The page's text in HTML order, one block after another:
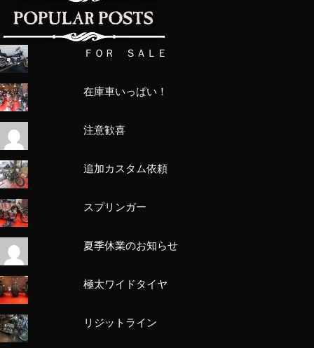
ＦＯＲ ＳＡＬＥ
在庫車いっぱい！
注意歓喜
追加カスタム依頼
スプリンガー
夏季休業のお知らせ
極太ワイドタイヤ
リジットライン